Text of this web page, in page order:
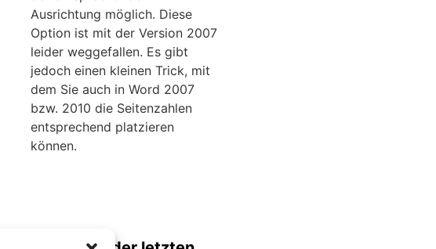
Ausrichtung möglich. Diese
Option ist mit der Version 2007
leider weggefallen. Es gibt
jedoch einen kleinen Trick, mit
dem Sie auch in Word 2007
bzw. 2010 die Seitenzahlen
entsprechend platzieren
können.